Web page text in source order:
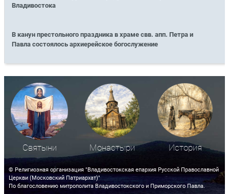
Владивостока
В канун престольного праздника в храме свв. апп. Петра и
Павла состоялось архиерейское богослужение
Святыни Монастыри История
© Религиозная организация "Владивостокская епархия Русской Православной
Церкви (Московский Патриархат)"
По благословению митрополита Владивостокского и Приморского Павла.